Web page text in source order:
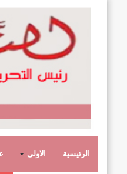
الرئيسية الاولى